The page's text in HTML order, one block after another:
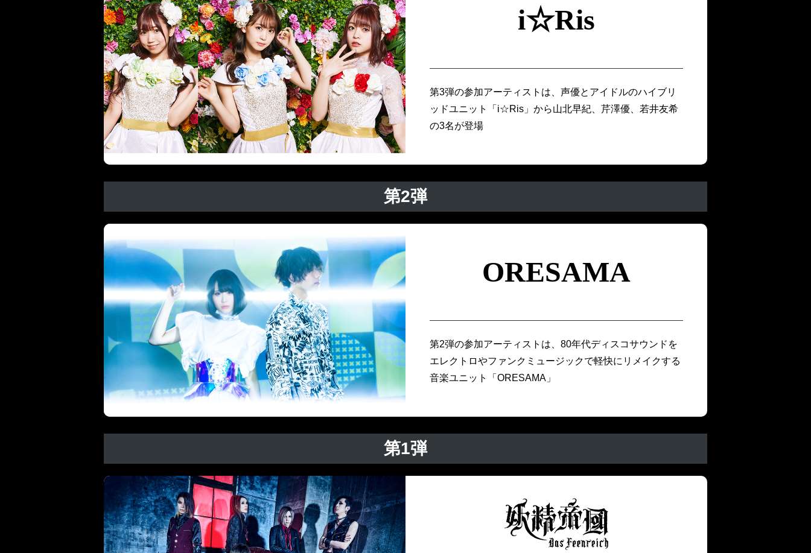
i☆Ris
第3弾の参加アーティストは、声優とアイドルのハイブリ
ッドユニット「i☆Ris」から山北早紀、芹澤優、若井友希
の3名が登場
第2弾
ORESAMA
第2弾の参加アーティストは、80年代ディスコサウンドを
エレクトロやファンクミュージックで軽快にリメイクする
音楽ユニット「ORESAMA」
第1弾